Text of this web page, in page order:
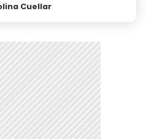
Cuellar